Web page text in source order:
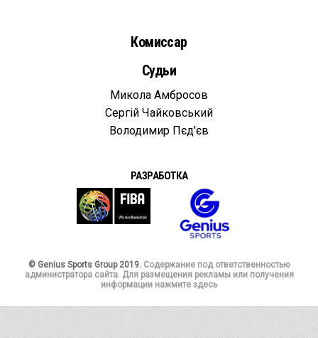
Комиссар
Судьи
Микола Амбросов
Сергій Чайковський
Володимир Пєд'єв
РАЗРАБОТКА
© Genius Sports Group 2019. Содержание под ответственностью
администратора сайта. Для размещения рекламы или получения
информации нажмите здесь